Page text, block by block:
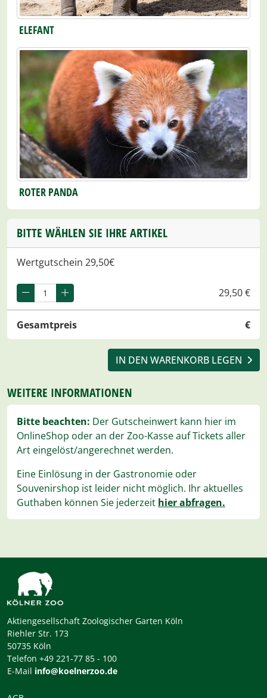
ELEFANT
ROTER PANDA
BITTE WÄHLEN SIE IHRE ARTIKEL
Wertgutschein 29,50€
29,50 €
Gesamtpreis €
IN DEN WARENKORB LEGEN
WEITERE INFORMATIONEN
Bitte beachten: Der Gutscheinwert kann hier im
OnlineShop oder an der Zoo-Kasse auf Tickets aller
Art eingelöst/angerechnet werden.
Eine Einlösung in der Gastronomie oder
Souvenirshop ist leider nicht möglich. Ihr aktuelles
Guthaben können Sie jederzeit hier abfragen.
Aktiengesellschaft Zoologischer Garten Köln
Riehler Str. 173
50735 Köln
Telefon +49 221-77 85 - 100
E-Mail info@koelnerzoo.de